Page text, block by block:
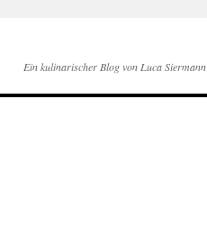
Ein kulinarischer Blog von Luca Siermann